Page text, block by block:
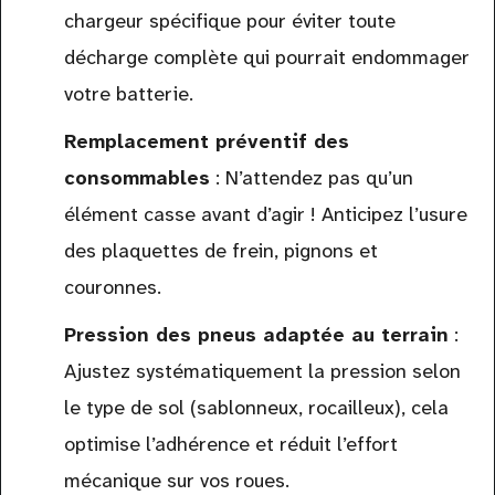
chargeur spécifique pour éviter toute
décharge complète qui pourrait endommager
votre batterie.
Remplacement préventif des
consommables : N’attendez pas qu’un
élément casse avant d’agir ! Anticipez l’usure
des plaquettes de frein, pignons et
couronnes.
Pression des pneus adaptée au terrain :
Ajustez systématiquement la pression selon
le type de sol (sablonneux, rocailleux), cela
optimise l’adhérence et réduit l’effort
mécanique sur vos roues.